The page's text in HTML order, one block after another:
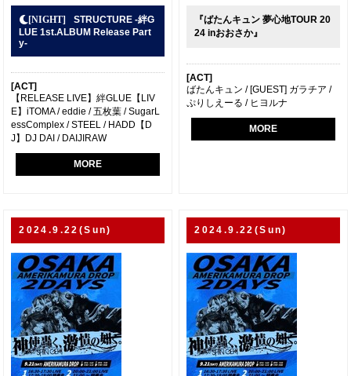
STRUCTURE -絆G
LUE 1st.ALBUM Release Part
y-
[ACT]
【RELEASE LIVE】絆GLUE【LIV
E】iTOMA / eddie / 五枚葉 / SugarL
essComplex / STEEL / HADD【D
J】DJ DAI / DAIJIRAW
MORE
『ばたんキュン 夢心地TOUR 20
24 inおおさか』
[ACT]
ばたんキュン / [GUEST] ガラチア /
ぷりしえーる / ヒヨルナ
MORE
2024.9.22(Sun) 2024.9.22(Sun)